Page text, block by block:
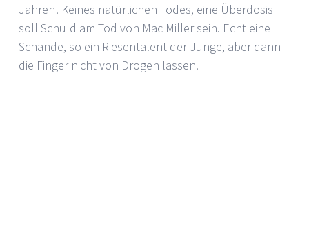
Jahren! Keines natürlichen Todes, eine Überdosis
soll Schuld am Tod von Mac Miller sein. Echt eine
Schande, so ein Riesentalent der Junge, aber dann
die Finger nicht von Drogen lassen.